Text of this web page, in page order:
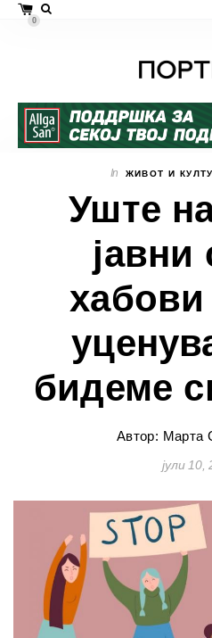
0
In ЖИВОТ И
Уште
јавни
хабови
бидеме
Автор: Марта
јули 10,